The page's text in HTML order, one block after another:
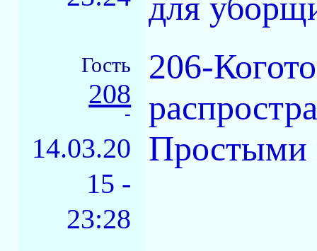
для
Гость
208
-
14.03.20
15 -
23:28
206-
Простыми